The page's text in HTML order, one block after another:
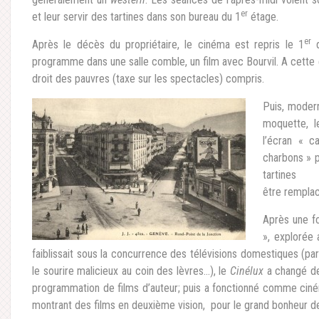
et leur servir des tartines dans son bureau du 1 er étage.
Après le décès du propriétaire, le cinéma est repris le 1 er
programme dans une salle comble, un film avec Bourvil. A
droit des pauvres (taxe sur les spectacles) compris.
Puis,
moquette,
l’écran «
charbons »
tartines
être
Après une
», explorée
faiblissait sous la concurrence des télévisions domestiques
le sourire malicieux au coin des lèvres…), le Cinélux a changé
programmation de films d’auteur; puis a fonctionné comme
montrant des films en deuxième vision, pour le grand bonheur